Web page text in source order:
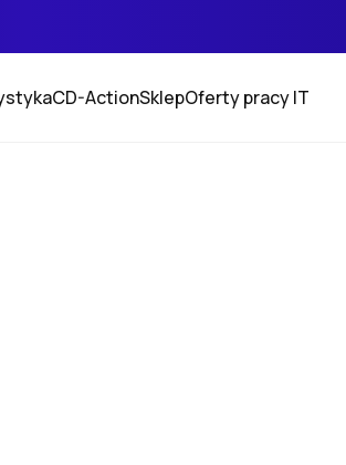
CD-ActionSklepOferty pracy IT